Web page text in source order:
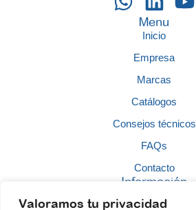
Valoramos tu privacidad
Menu
Inicio
Empresa
Marcas
Catálogos
Consejos técnicos
FAQs
Contacto
Información